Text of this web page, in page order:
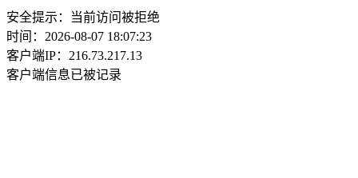
安全提示：当前访问被拒绝
时间：2026-08-07 18:07:23
客户端IP：216.73.217.13
客户端信息已被记录